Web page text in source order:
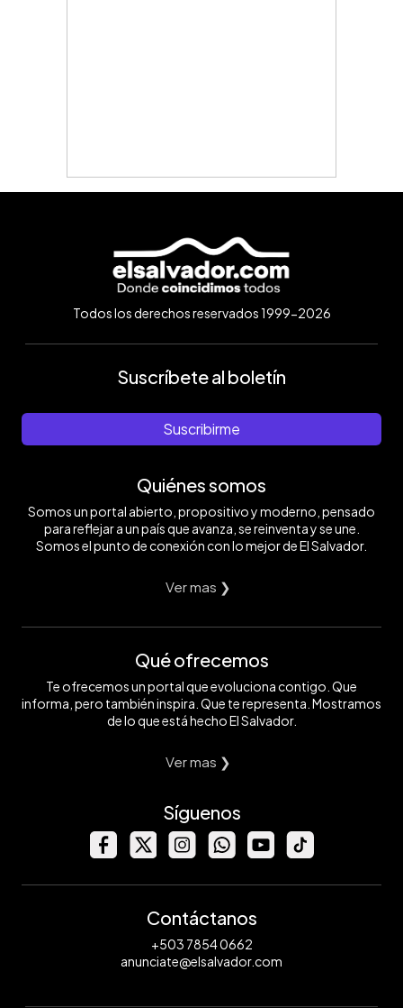
Todos los derechos reservados 1999-2026
Suscríbete al boletín
Suscribirme
Quiénes somos
Somos un portal abierto, propositivo y moderno, pensado
para reflejar a un país que avanza, se reinventa y se une.
Somos el punto de conexión con lo mejor de El Salvador.
Ver mas ❯
Qué ofrecemos
Te ofrecemos un portal que evoluciona contigo. Que
informa, pero también inspira. Que te representa. Mostramos
de lo que está hecho El Salvador.
Ver mas ❯
Síguenos
Contáctanos
+503 7854 0662
anunciate@elsalvador.com